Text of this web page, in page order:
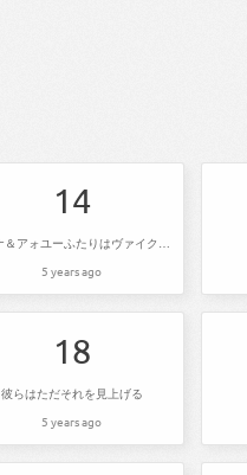
14
5 years ago
18
彼らはただそれを見上げる
5 years ago